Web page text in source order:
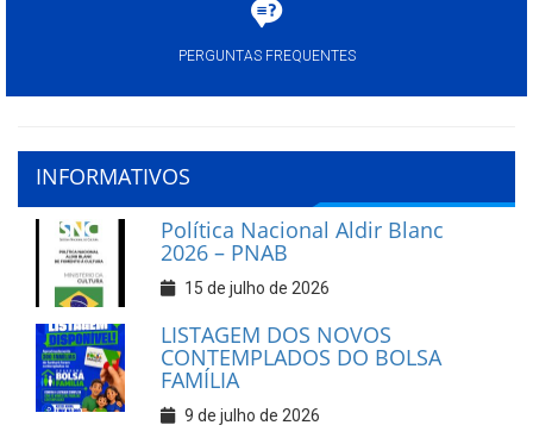
PERGUNTAS FREQUENTES
INFORMATIVOS
Política Nacional Aldir Blanc
2026 – PNAB
15 de julho de 2026
LISTAGEM DOS NOVOS
CONTEMPLADOS DO BOLSA
FAMÍLIA
9 de julho de 2026